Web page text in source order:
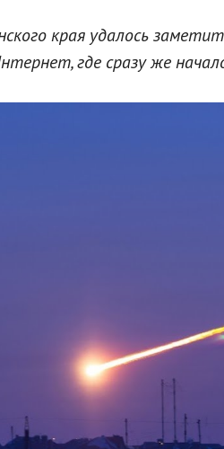
края удалось
где сразу же